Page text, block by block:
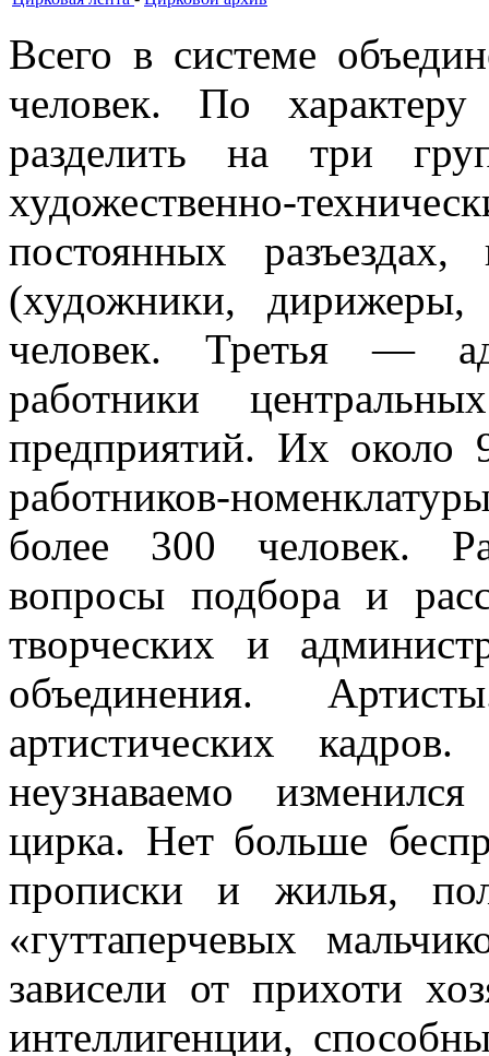
Всего в системе
человек. По
разделить на три
художественно-
постоянных
(художники,
человек. Третья —
работники
предприятий. Их около
работников-
более 300 человек.
вопросы подбора и
творческих и
объединения.
артистических
неузнаваемо
цирка. Нет больше
прописки и жилья,
«гуттаперчевых
зависели от прихоти
интеллигенции,